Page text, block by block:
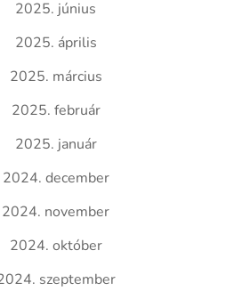
2025. június
2025. április
2025. március
2025. február
2025. január
2024. december
2024. november
2024. október
szeptember